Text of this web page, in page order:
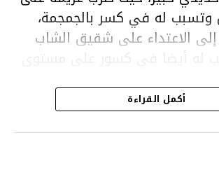
له في كسر بالجمجمة،
الاعتداء على شقيق الشاب
له أيضا في كسور على مستوى
أعوان مركز الأمن الوطني بحي
قياسي من محاصرة المشتبه به
على التحقيق في خصوص
أكمل القراءة